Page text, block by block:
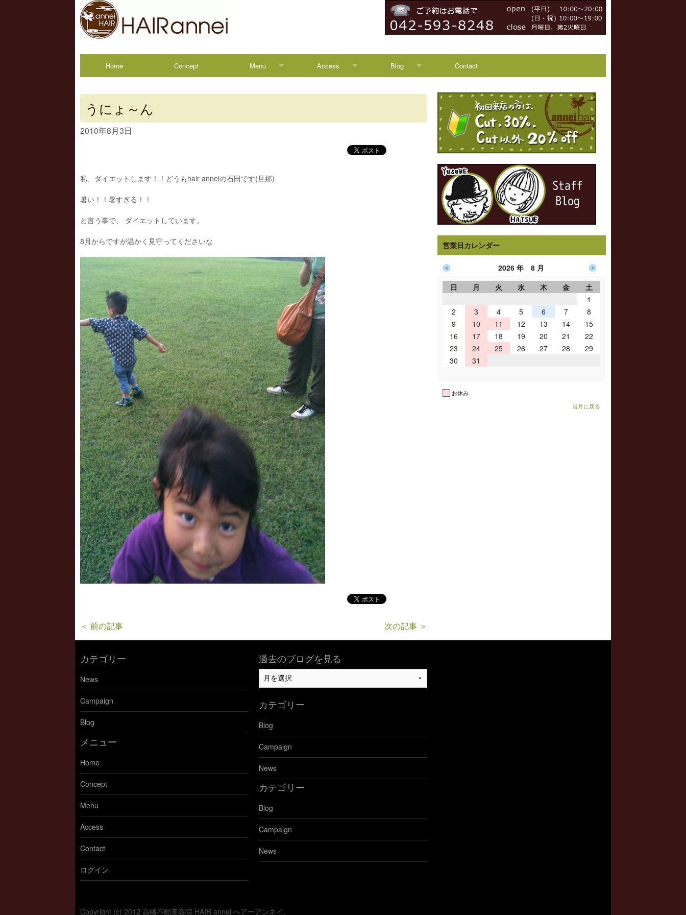
Home Concept Menu Access Blog Contact
うにょ～ん
2010年8月3日
私、ダイエットします！！どうもhair anneiの石田です(旦那)
暑い！！暑すぎる！！
と言う事で、 ダイエットしています。
8月からですが温かく見守ってくださいな
＜ 前の記事 次の記事 ＞
営業日カレンダー
2026 年 8 月
日
月 火 水 木 金
土
1
2
3 4 5 6 7
8
9
10 11 12 13 14
15
16
17 18 19 20 21
22
23
24 25 26 27 28
29
30
31
お休み
当月に戻る
カテゴリー
News
Campaign
Blog
メニュー
Home
Concept
Menu
Access
Contact
ログイン
過去のブログを見る
過
去
ブ
グ
を
見
る
カテゴリー
Blog
Campaign
News
カテゴリー
Blog
Campaign
News
Copyright (c) 2012 高幡不動美容院 HAIR annei ヘアーアンネイ.